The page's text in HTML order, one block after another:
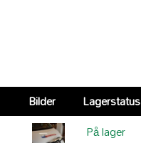
Bilder Lagerstatus
På lager